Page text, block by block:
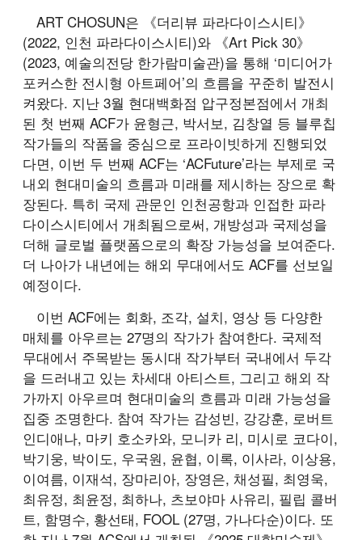
ART CHOSUN은 《더리뷰 파라다이스시티》
(2022, 인천 파라다이스시티)와 《Art Pick 30》
(2023, 예술의전당 한가람미술관)을 통해 ‘미디어가
포커스한 전시형 아트페어’의 흐름을 꾸준히 발전시
켜왔다. 지난 3월 현대백화점 압구정본점에서 개최
된 첫 번째 ACF가 윤형근, 박서보, 김창열 등 블루칩
작가들의 작품을 중심으로 프라이빗하게 진행되었
다면, 이번 두 번째 ACF는 ‘ACFuture’라는 부제로 국
내외 현대미술의 흐름과 미래를 제시하는 장으로 확
장된다. 특히 국제 관문인 인천공항과 인접한 파라
다이스시티에서 개최됨으로써, 개방성과 국제성을
더해 글로벌 플랫폼으로의 확장 가능성을 보여준다.
더 나아가 내년에는 해외 무대에서도 ACF를 선보일
예정이다.
이번 ACF에는 회화, 조각, 설치, 영상 등 다양한
매체를 아우르는 27명의 작가가 참여한다. 국제적
무대에서 주목받는 동시대 작가부터 국내에서 두각
을 드러내고 있는 차세대 아티스트, 그리고 해외 작
가까지 아우르며 현대미술의 흐름과 미래 가능성을
집중 조명한다. 참여 작가는 감성빈, 강강훈, 로버트
인디애나, 마키 호소카와, 모니카 리, 미시로 코다이,
박기웅, 박이도, 우국원, 윤협, 이록, 이사라, 이상용,
이여름, 이재석, 장마리아, 장영은, 채성필, 최영욱,
최유정, 최윤정, 최하나, 츠보야마 사유리, 필립 콜버
트, 함명수, 황선태, FOOL (27명, 가나다순)이다. 또